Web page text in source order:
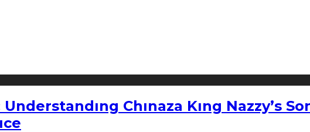
Chınaza Kıng Nazzy’s